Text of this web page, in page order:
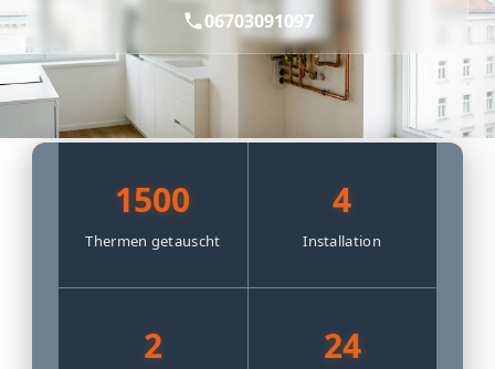
06703091097
1500
Thermen getauscht
4
Installation
2 24